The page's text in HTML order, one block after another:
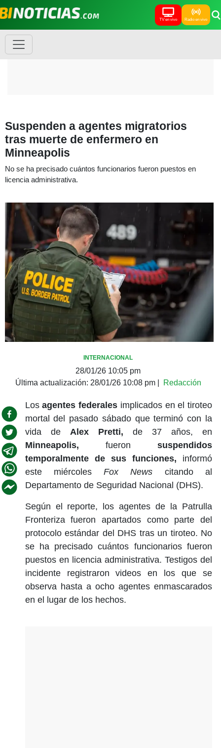
TV en vivo Radio en vivo
Suspenden a agentes migratorios
tras muerte de enfermero en
Minneapolis
No se ha precisado cuántos funcionarios fueron puestos en
licencia administrativa.
INTERNACIONAL
28/01/26 10:05 pm
Última actualización: 28/01/26 10:08 pm| Redacción
Losagentes federales implicados en el tiroteo
mortal del pasado sábado que terminó con la
vida de Alex Pretti, de 37 años, en
Minneapolis, fueron suspendidos
temporalmente de sus funciones, informó
este miércolesFox News citando al
Departamento de Seguridad Nacional (DHS).
Según el reporte, los agentes de la Patrulla
Fronteriza fueron apartados como parte del
protocolo estándar del DHS tras un tiroteo. No
se ha precisado cuántos funcionarios fueron
puestos en licencia administrativa. Testigos del
incidente registraron videos en los que se
observa hasta a ocho agentes enmascarados
en el lugar de los hechos.